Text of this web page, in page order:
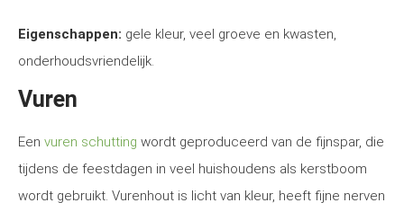
Eigenschappen: gele kleur, veel groeve en kwasten,
onderhoudsvriendelijk.
Vuren
Een vuren schutting wordt geproduceerd van de fijnspar, die
tijdens de feestdagen in veel huishoudens als kerstboom
wordt gebruikt. Vurenhout is licht van kleur, heeft fijne nerven